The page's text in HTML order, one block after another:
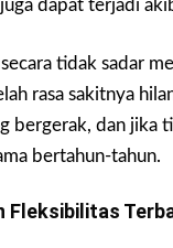
dapat terjadi
tidak sadar
rasa sakitnya
bergerak, dan jika
bertahun-tahun.
Fleksibilitas